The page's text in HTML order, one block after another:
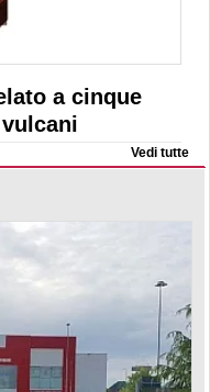
a cinque
Vedi tutte